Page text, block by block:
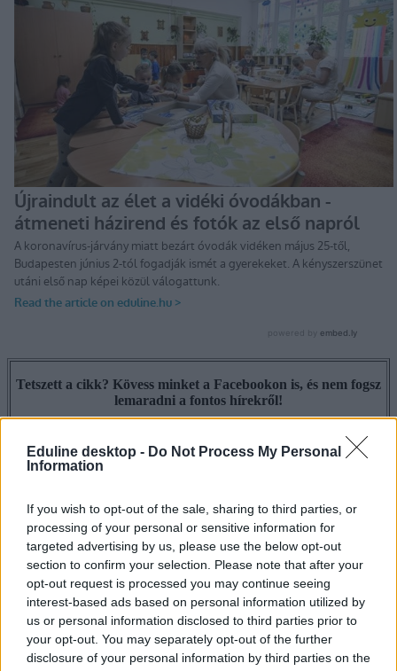
Eduline desktop - Do Not Process My Personal
Information
If you wish to opt-out of the sale, sharing to third parties, or
processing of your personal or sensitive information for
targeted advertising by us, please use the below opt-out
section to confirm your selection. Please note that after your
opt-out request is processed you may continue seeing
interest-based ads based on personal information utilized by
us or personal information disclosed to third parties prior to
your opt-out. You may separately opt-out of the further
disclosure of your personal information by third parties on the
Tetszett a cikk? Kövess minket a Facebookon is, és nem fogsz
lemaradni a fontos hírekről!